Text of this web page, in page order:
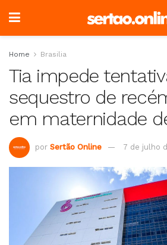
Home Brasilia
Tia impede
sequestro de
em maternidade
por Sertão Online 7 de julho